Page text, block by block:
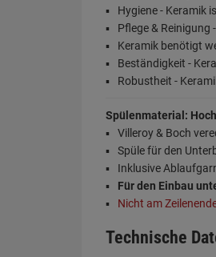
Hygiene - Keramik
Pflege & Reinigung
Keramik benötigt
Beständigkeit -
Robustheit -
Spülenmaterial:
Villeroy & Boch
Spüle für den
Inklusive
Für den Einbau
Nicht am
Technische